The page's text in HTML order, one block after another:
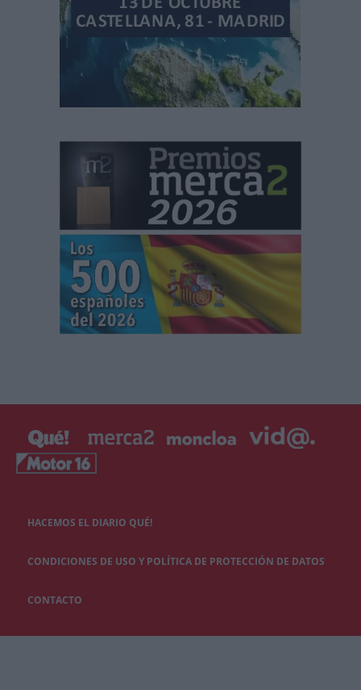
HACEMOS EL DIARIO QUÉ!
CONDICIONES DE USO Y POLÍTICA DE PROTECCIÓN DE DATOS
CONTACTO